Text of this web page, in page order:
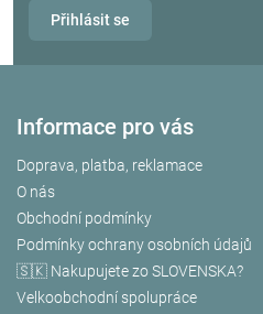
Přihlásit se
Informace pro vás
Doprava, platba, reklamace
O nás
Obchodní podmínky
Podmínky ochrany osobních údajů
🇸🇰 Nakupujete zo SLOVENSKA?
Velkoobchodní spolupráce